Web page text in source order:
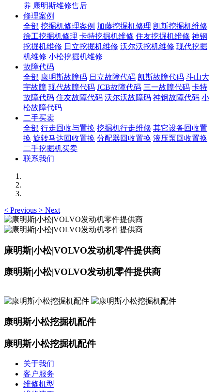
养 康明斯维修售后
修理案例
全部 挖掘机修理案例 加藤挖掘机修理 凯斯挖掘机维修
徐工挖掘机修理 卡特挖掘机维修 住友挖掘机维修 神钢
挖掘机维修 日立挖掘机维修 沃尔沃挖机维修 现代挖掘
机维修 小松挖掘机维修
故障代码
全部 康明斯故障码 日立故障代码 凯斯故障代码 斗山大
宇故障 现代故障代码 JCB故障代码 三一故障代码 卡特
故障代码 住友故障代码 沃尔沃故障码 神钢故障代码 小
松故障代码
二手买卖
全部 行走回收与置换 挖掘机行走维修 其它设备回收置
换 旋转马达回收置换 分配器回收置换 液压泵回收置换
二手挖掘机买卖
联系我们
< Previous > Next
康明斯|小松|VOLVO发动机零件提供商
康明斯|小松|VOLVO发动机零件提供商
康明斯小松挖掘机配件
康明斯小松挖掘机配件
关于我们
客户服务
维修机型